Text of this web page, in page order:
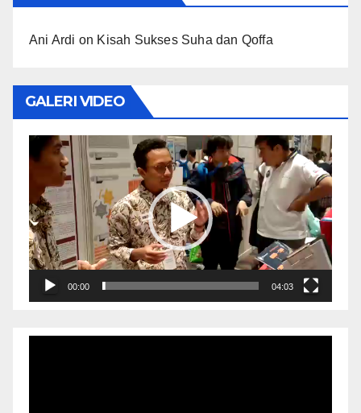
Ani Ardi on Kisah Sukses Suha dan Qoffa
GALERI VIDEO
Video
Player
00:00 04:03